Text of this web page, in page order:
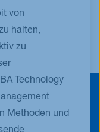
von
halten,
zu
Technology
Methoden und